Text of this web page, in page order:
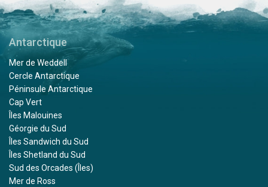
Antarctique
Mer de Weddell
Cercle Antarctique
Péninsule Antarctique
Cap Vert
Îles Malouines
Géorgie du Sud
Îles Sandwich du Sud
Îles Shetland du Sud
Sud des Orcades (Îles)
Mer de Ross